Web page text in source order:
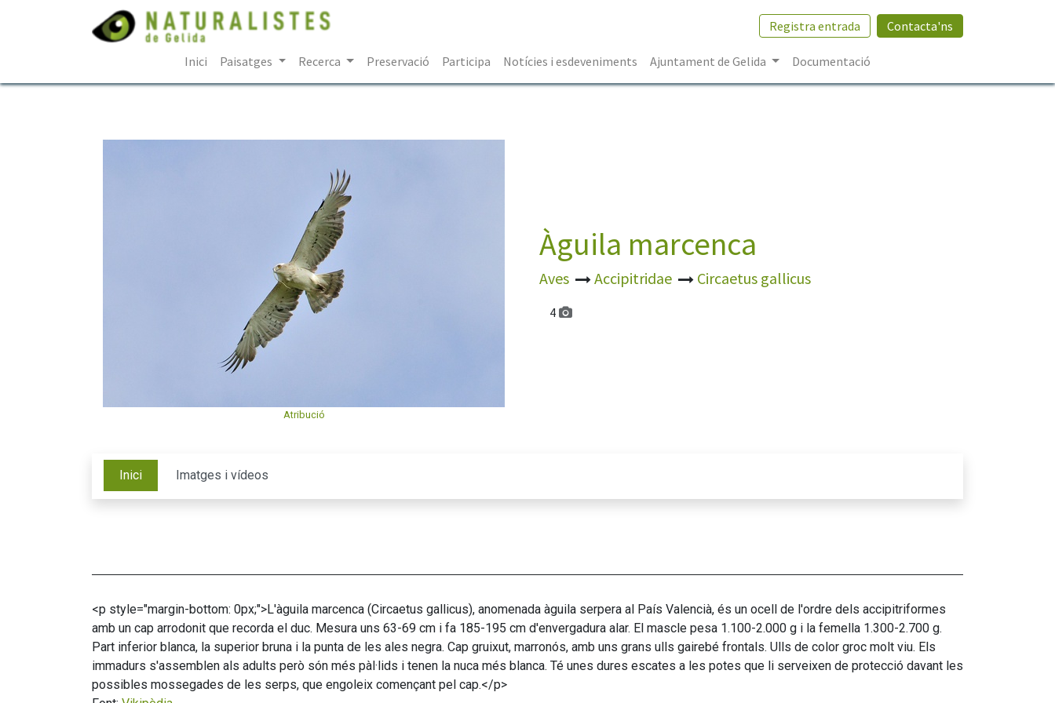
Registra entrada Contacta'ns
Inici Paisatges Recerca Preservació Participa Notícies i esdeveniments Ajuntament de Gelida Documentació
Atribució
Àguila marcenca
Aves Accipitridae Circaetus gallicus
4
Inici Imatges i vídeos
<p style="margin-bottom: 0px;">L'àguila marcenca (Circaetus gallicus), anomenada àguila serpera al País Valencià, és un ocell de l'ordre dels accipitriformes
amb un cap arrodonit que recorda el duc. Mesura uns 63-69 cm i fa 185-195 cm d'envergadura alar. El mascle pesa 1.100-2.000 g i la femella 1.300-2.700 g.
Part inferior blanca, la superior bruna i la punta de les ales negra. Cap gruixut, marronós, amb uns grans ulls gairebé frontals. Ulls de color groc molt viu. Els
immadurs s'assemblen als adults però són més pàl·lids i tenen la nuca més blanca. Té unes dures escates a les potes que li serveixen de protecció davant les
possibles mossegades de les serps, que engoleix començant pel cap.</p>